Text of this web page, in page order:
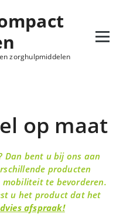
zorghulpmiddelen
op maat
Dan bent u bij ons aan
producten
te bevorderen.
u het product dat het
afspraak!